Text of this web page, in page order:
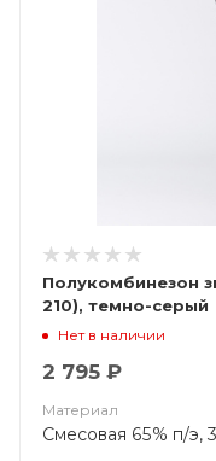
Полукомбинезон
210), темно-серый
Нет в наличии
2 795 ₽
Материал
Смесовая 65% п/э,